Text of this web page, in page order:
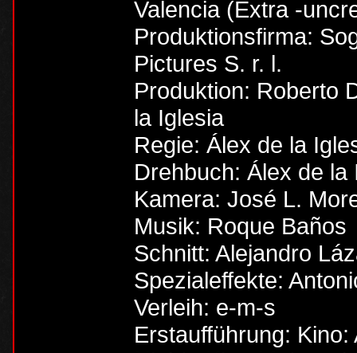
Valencia (Extra -
Produktionsfirma:
Pictures S. r. l.
Produktion: Roberto
la Iglesia
Regie: Álex de la
Drehbuch: Álex de
Kamera: José L.
Musik: Roque Baños
Schnitt: Alejandro
Spezialeffekte:
Verleih: e-m-s
Erstaufführung: